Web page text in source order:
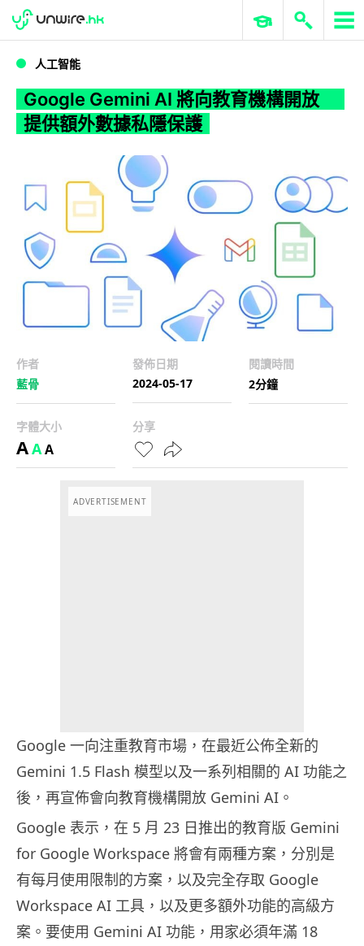
WWDC 2026 ERP 與商業 AI
人工智能
Google Gemini AI 將向教育機構開放
提供額外數據私隱保護
作者
藍骨
發佈日期
2024-05-17
閱讀時間
2分鐘
字體大小
AAA
分享
ADVERTISEMENT
Google 一向注重教育市場，在最近公佈全新的
Gemini 1.5 Flash 模型以及一系列相關的 AI 功能之
後，再宣佈會向教育機構開放 Gemini AI。
Google 表示，在 5 月 23 日推出的教育版 Gemini
for Google Workspace 將會有兩種方案，分別是
有每月使用限制的方案，以及完全存取 Google
Workspace AI 工具，以及更多額外功能的高級方
案。要使用 Gemini AI 功能，用家必須年滿 18